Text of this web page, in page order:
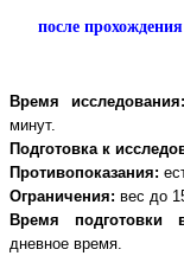
после
Время исследования:
минут.
Подготовка к
Противопоказания:
Ограничения: вес до
Время подготовки
дневное время.